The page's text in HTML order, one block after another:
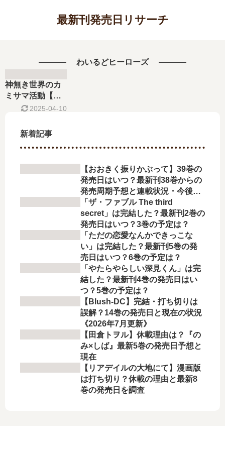
最新刊発売日リサーチ
わいるどヒーローズ
神無き世界のカ
ミサマ活動【最
新刊】11巻の発
日はいつ？完結
した？
2025-04-10
新着記事
【おおきく振りかぶって】39巻の
発売日はいつ？最新刊38巻からの
発売周期予想と連載状況・今後の
展開を徹底解説
「ザ・ファブル The third
secret」は完結した？最新刊2巻の
発売日はいつ？3巻の予定は？
「ただの恋愛なんかできっこな
い」は完結した？最新刊5巻の発
売日はいつ？6巻の予定は？
「やたらやらしい深見くん」は完
結した？最新刊4巻の発売日はい
つ？5巻の予定は？
【Blush-DC】完結・打ち切りは
誤解？14巻の発売日と現在の状況
《2026年7月更新》
【田倉トヲル】休載理由は？『の
み×しば』最新5巻の発売日予想と
現在
【リアデイルの大地にて】漫画版
は打ち切り？休載の理由と最新8
巻の発売日を調査